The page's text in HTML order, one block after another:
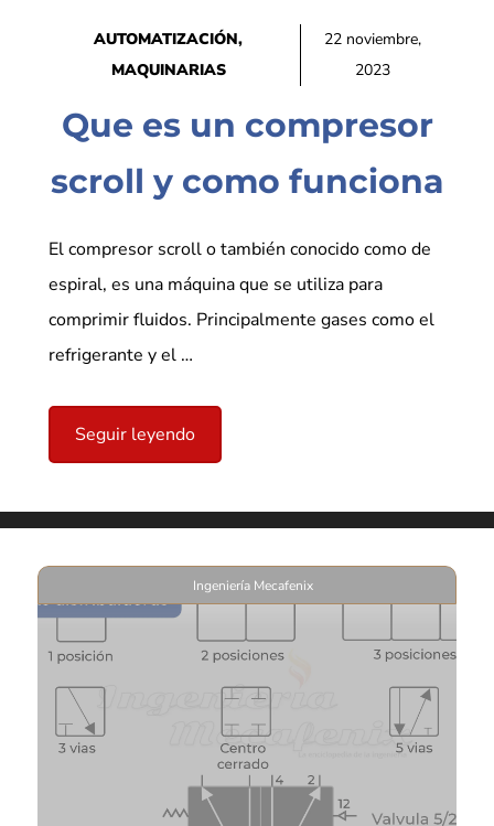
AUTOMATIZACIÓN,
MAQUINARIAS
22 noviembre,
2023
Que es un compresor
scroll y como funciona
El compresor scroll o también conocido como de
espiral, es una máquina que se utiliza para
comprimir fluidos. Principalmente gases como el
refrigerante y el …
Seguir leyendo
Ingeniería Mecafenix